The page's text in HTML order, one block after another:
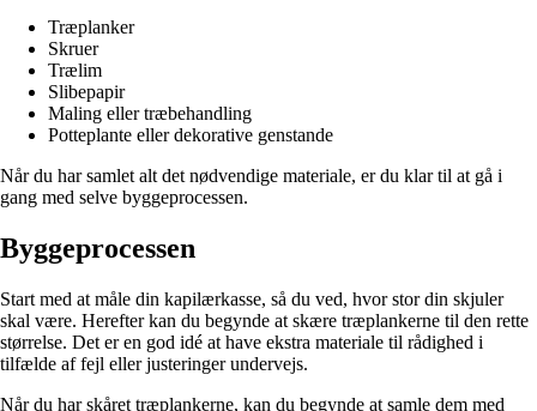
Træplanker
Skruer
Trælim
Slibepapir
Maling eller træbehandling
Potteplante eller dekorative genstande
Når du har samlet alt det nødvendige materiale, er du klar til at gå i
gang med selve byggeprocessen.
Byggeprocessen
Start med at måle din kapilærkasse, så du ved, hvor stor din skjuler
skal være. Herefter kan du begynde at skære træplankerne til den rette
størrelse. Det er en god idé at have ekstra materiale til rådighed i
tilfælde af fejl eller justeringer undervejs.
Når du har skåret træplankerne, kan du begynde at samle dem med